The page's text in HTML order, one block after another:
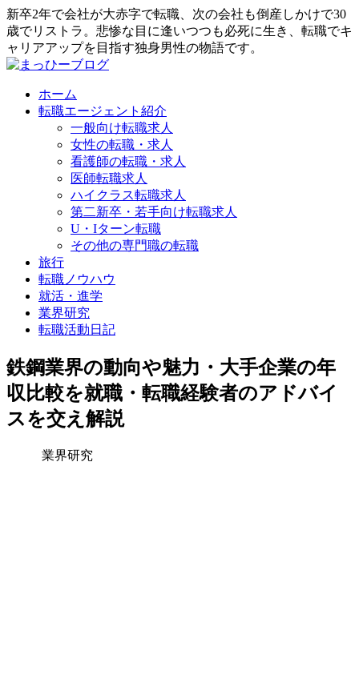
新卒2年で会社が大赤字で転職、次の会社も倒産しかけで30
歳でリストラ。悲惨な目に逢いつつも必死に生き、転職でキ
ャリアアップを目指す独身男性の物語です。
ホーム
転職エージェント紹介
一般向け転職求人
女性の転職・求人
看護師の転職・求人
医師転職求人
ハイクラス転職求人
第二新卒・若手向け転職求人
U・Iターン転職
その他の専門職の転職
旅行
転職ノウハウ
就活・進学
業界研究
転職活動日記
鉄鋼業界の動向や魅力・大手企業の年
収比較を就職・転職経験者のアドバイ
スを交え解説
業界研究